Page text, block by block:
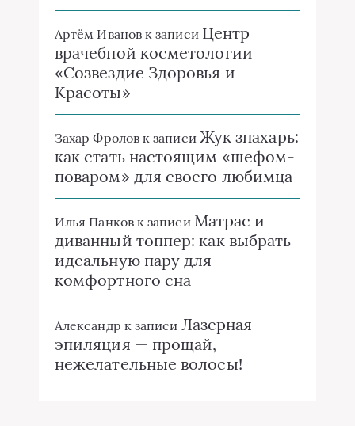
Артём Ивановк записи Центр
врачебной косметологии
«Созвездие Здоровья и
Красоты»
Захар Фроловк записи Жук знахарь:
как стать настоящим «шефом-
поваром» для своего любимца
Илья Панковк записи Матрас и
диванный топпер: как выбрать
идеальную пару для
комфортного сна
Александр к записи Лазерная
эпиляция — прощай,
нежелательные волосы!